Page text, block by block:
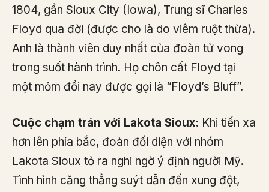
1804, gần Sioux City (Iowa), Trung sĩ Charles
Floyd qua đời (được cho là do viêm ruột thừa).
Anh là thành viên duy nhất của đoàn tử vong
trong suốt hành trình. Họ chôn cất Floyd tại
một mỏm đồi nay được gọi là “Floyd’s Bluff”.
Cuộc chạm trán với Lakota Sioux: Khi tiến xa
hơn lên phía bắc, đoàn đối diện với nhóm
Lakota Sioux tỏ ra nghi ngờ ý định người Mỹ.
Tình hình căng thẳng suýt dẫn đến xung đột,